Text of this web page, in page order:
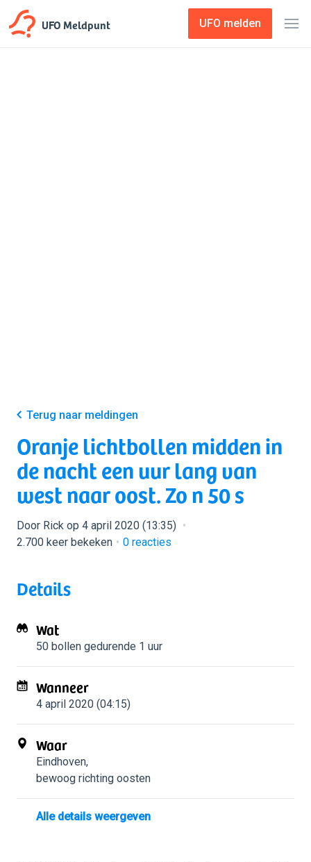
UFO Meldpunt UFO melden
Terug naar meldingen
Oranje lichtbollen midden in
de nacht een uur lang van
west naar oost. Zo n 50 s
Door Rick op 4 april 2020 (13:35)
2.700 keer bekeken
0 reacties
Details
Wat
50 bollen gedurende 1 uur
Wanneer
4 april 2020 (04:15)
Waar
Eindhoven,
bewoog richting oosten
Alle details weergeven